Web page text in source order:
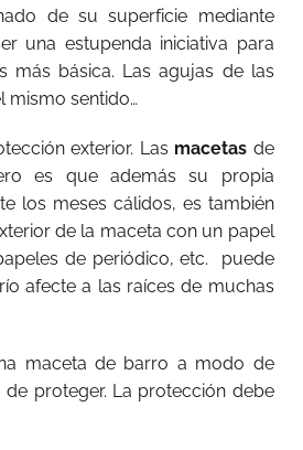
de su superficie mediante
una estupenda iniciativa para
más básica. Las agujas de las
mismo sentido…
exterior. Las macetas de
es que además su propia
los meses cálidos, es también
de la maceta con un papel
de periódico, etc.
puede
afecte a las raíces de muchas
maceta de barro a modo de
proteger. La protección debe